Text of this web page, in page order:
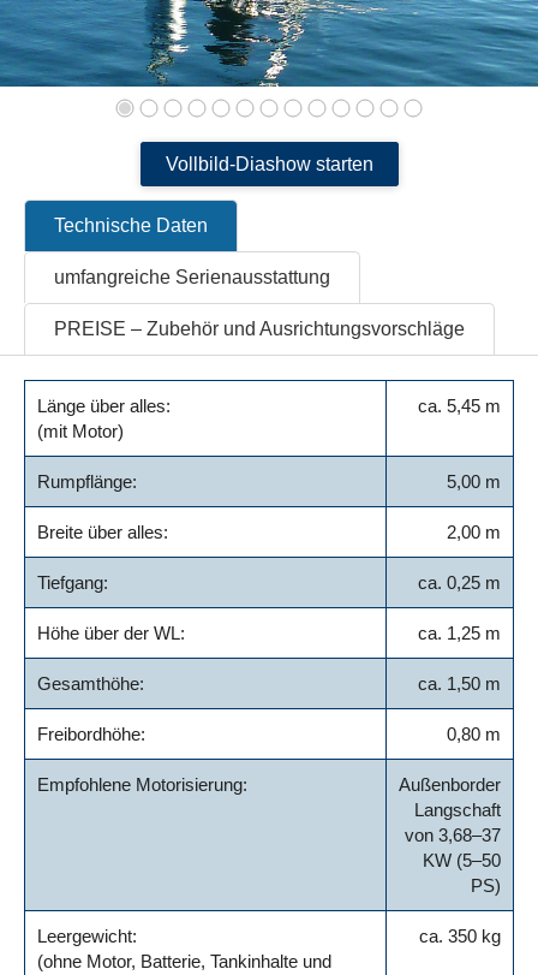
Vollbild-Diashow starten
Technische Daten
umfangreiche Serienausstattung
PREISE – Zubehör und Ausrichtungsvorschläge
Länge über alles:
(mit Motor)
ca. 5,45 m
Rumpflänge: 5,00 m
Breite über alles: 2,00 m
Tiefgang: ca. 0,25 m
Höhe über der WL: ca. 1,25 m
Gesamthöhe: ca. 1,50 m
Freibordhöhe: 0,80 m
Empfohlene Motorisierung:
Außenborder
Langschaft
von 3,68–37
KW (5–50
PS)
Leergewicht:
(ohne Motor, Batterie, Tankinhalte und
ca. 350 kg